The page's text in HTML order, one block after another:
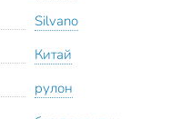
Silvano
Китай
рулон